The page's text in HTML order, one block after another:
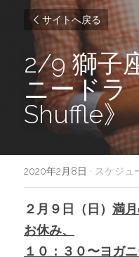
サイトへ戻る
2/9 獅子
ニードラ
Shuffle》
2020年2月8日 · スケジュ
２月９日（日） 満
お休み、
１０：３０〜ヨガ